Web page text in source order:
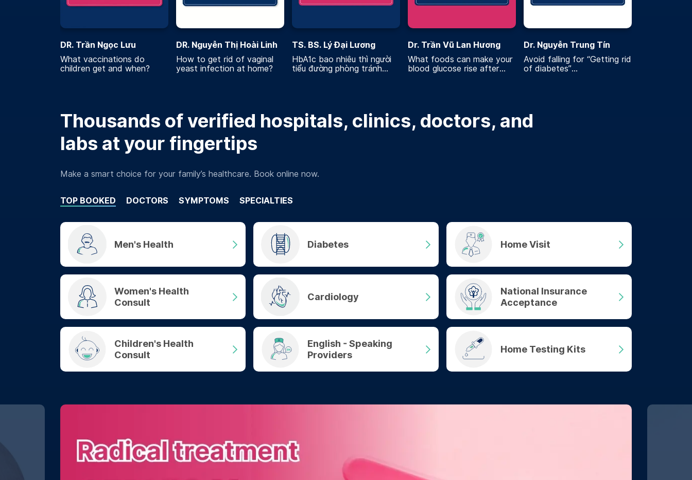
DR. Trần Ngọc Lưu
What vaccinations do
children get and when?
DR. Nguyễn Thị Hoài Linh
How to get rid of vaginal
yeast infection at home?
TS. BS. Lý Đại Lương
HbA1c bao nhiêu thì người
tiểu đường phòng tránh
Dr. Trần Vũ Lan Hương
What foods can make your
blood glucose rise after
Dr. Nguyễn Trung Tín
Avoid falling for “Getting rid
of diabetes”
Thousands of verified hospitals, clinics, doctors, and
labs at your fingertips
Make a smart choice for your family’s healthcare. Book online now.
TOP BOOKED DOCTORS SYMPTOMS SPECIALTIES
Men's Health Diabetes Home Visit
Women's Health
Consult
Cardiology
National Insurance
Acceptance
Children's Health
Consult
English - Speaking
Providers
Home Testing Kits